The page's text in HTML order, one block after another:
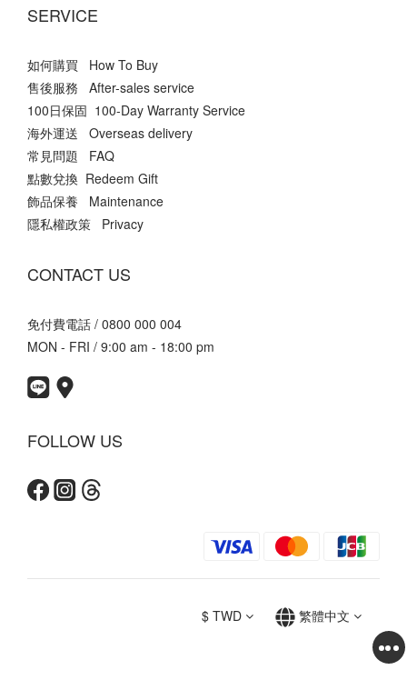
SERVICE
如何購買 How To Buy
售後服務 After-sales service
100日保固 100-Day Warranty Service
海外運送 Overseas delivery
常見問題 FAQ
點數兌換 Redeem Gift
飾品保養 Maintenance
隱私權政策 Privacy
CONTACT US
免付費電話 / 0800 000 004
MON - FRI / 9:00 am - 18:00 pm
FOLLOW US
$ TWD 繁體中文